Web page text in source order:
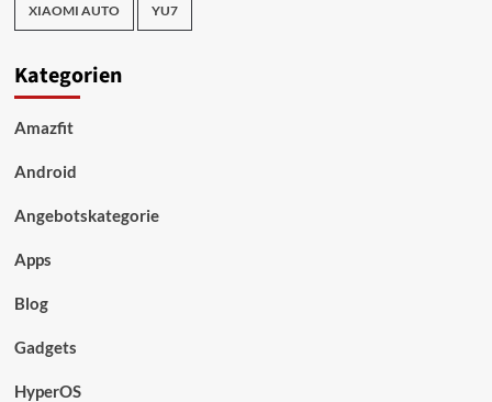
XIAOMI AUTO YU7
Kategorien
Amazfit
Android
Angebotskategorie
Apps
Blog
Gadgets
HyperOS